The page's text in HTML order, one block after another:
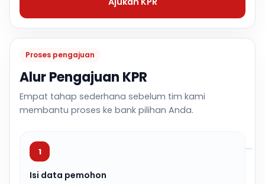
Proses pengajuan
Alur Pengajuan KPR
Empat tahap sederhana sebelum tim kami
membantu proses ke bank pilihan Anda.
1
Isi data pemohon